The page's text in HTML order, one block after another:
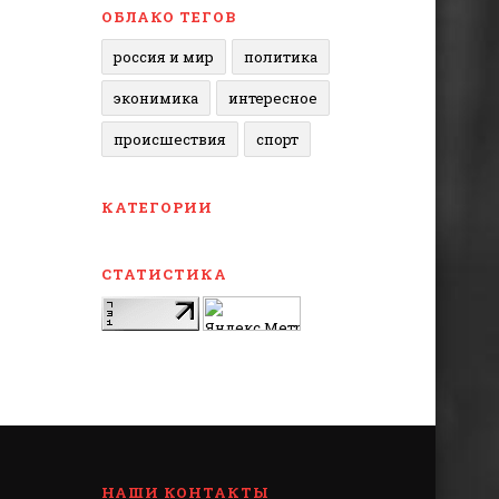
ОБЛАКО ТЕГОВ
россия и мир
политика
эконимика интересное
происшествия спорт
КАТЕГОРИИ
СТАТИСТИКА
НАШИ КОНТАКТЫ